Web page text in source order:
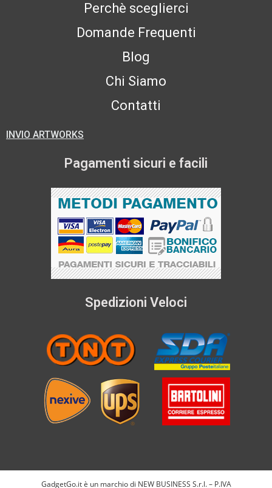
Perchè sceglierci
Domande Frequenti
Blog
Chi Siamo
Contatti
INVIO ARTWORKS
Pagamenti sicuri e facili
Spedizioni Veloci
GadgetGo.it è un marchio di NEW BUSINESS S.r.l. – P.IVA